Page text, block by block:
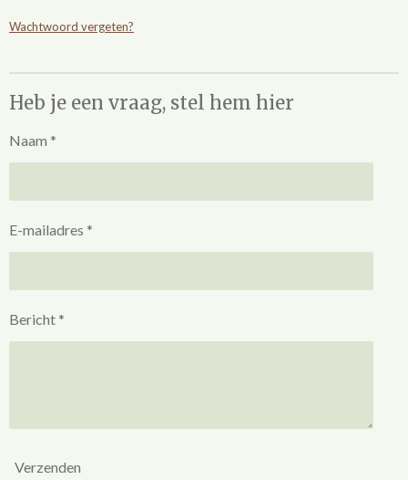
Wachtwoord vergeten?
Heb je een vraag, stel hem hier
Naam *
E-mailadres *
Bericht *
Verzenden